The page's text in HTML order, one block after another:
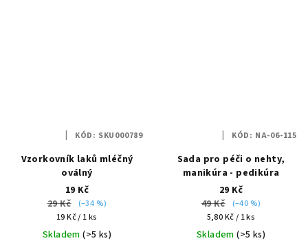
Vzorkovník laků mléčný
oválný
19 Kč
29 Kč
(–34 %)
Měrná
cena:
19 Kč / 1 ks
Skladem(>5 ks)
KÓD: SKU000789
Sada pro péči o nehty,
manikúra - pedikúra
29 Kč
49 Kč
(–40 %)
Měrná
cena:
5,80 Kč / 1 ks
Skladem(>5 ks)
KÓD: NA-06-115